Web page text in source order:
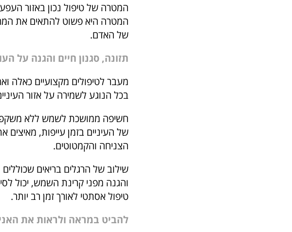
המטרה של טיפול נכון באזור
המטרה היא פשוט להתאים את
של האדם.
תזונה, סגנון חיים והגנה על
מעבר לטיפולים מקצועיים כאלה
בכל הנוגע לשמירה על אזור
חשיפה ממושכת לשמש ללא משקפי
של העיניים בזמן עייפות, מאיצים
הצניחה והקמטוטים.
שילוב של הרגלים בריאים
והגנה מפני קרינת השמש, יכול
טיפול אסתטי לאורך זמן רב יותר.
להביט במראה ולראות את